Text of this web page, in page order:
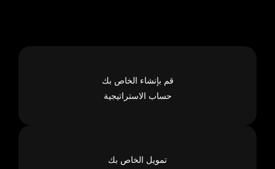
قم بإنشاء الخاص بك
حساب الاستراتيجية
تمويل الخاص بك